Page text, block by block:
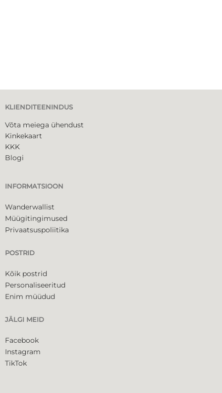
KLIENDITEENINDUS
Võta meiega ühendust
Kinkekaart
KKK
Blogi
INFORMATSIOON
Wanderwallist
Müügitingimused
Privaatsuspoliitika
POSTRID
Kõik postrid
Personaliseeritud
Enim müüdud
JÄLGI MEID
Facebook
Instagram
TikTok